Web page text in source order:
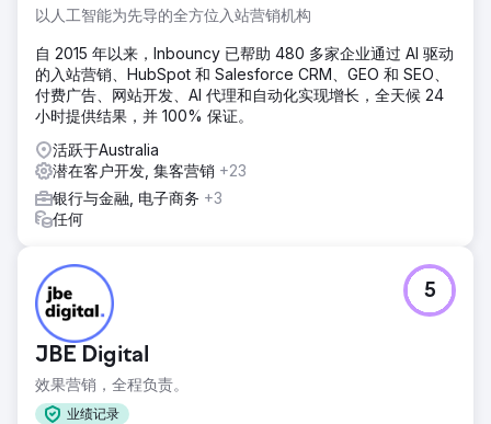
以人工智能为先导的全方位入站营销机构
自 2015 年以来，Inbouncy 已帮助 480 多家企业通过 AI 驱动
的入站营销、HubSpot 和 Salesforce CRM、GEO 和 SEO、
付费广告、网站开发、AI 代理和自动化实现增长，全天候 24
小时提供结果，并 100% 保证。
活跃于Australia
潜在客户开发, 集客营销 +23
银行与金融, 电子商务 +3
任何
JBE Digital
效果营销，全程负责。
业绩记录
5